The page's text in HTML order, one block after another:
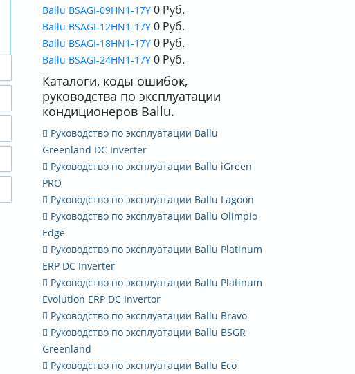
Ballu BSAGI-09HN1-17Y 0 Руб.
Ballu BSAGI-12HN1-17Y 0 Руб.
Ballu BSAGI-18HN1-17Y 0 Руб.
Ballu BSAGI-24HN1-17Y 0 Руб.
Каталоги, коды ошибок,
руководства по эксплуатации
кондиционеров Ballu.
Руководство по эксплуатации Ballu
Greenland DC Inverter
Руководство по эксплуатации Ballu iGreen
PRO
Руководство по эксплуатации Ballu Lagoon
Руководство по эксплуатации Ballu Olimpio
Edge
Руководство по эксплуатации Ballu Platinum
ERP DC Inverter
Руководство по эксплуатации Ballu Platinum
Evolution ERP DC Invertor
Руководство по эксплуатации Ballu Bravo
Руководство по эксплуатации Ballu BSGR
Greenland
Руководство по эксплуатации Ballu Eco